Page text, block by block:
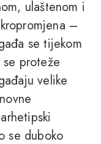
ulaštenom i
–
se tijekom
proteže
velike
se duboko